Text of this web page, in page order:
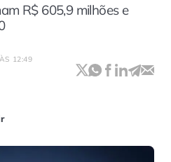
R$ 605,9 milhões e
12:49